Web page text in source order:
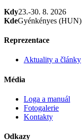
Kdy23.-30. 8. 2026
KdeGyénkényes (HUN)
Reprezentace
Aktuality a články
Média
Loga a manuál
Fotogalerie
Kontakty
Odkazy